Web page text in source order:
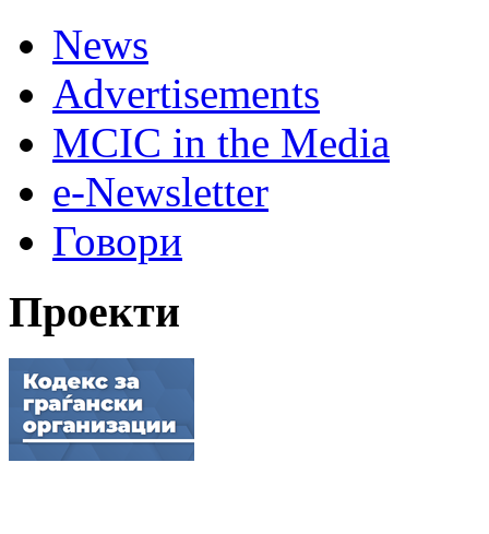
News
Advertisements
MCIC in the Media
e-Newsletter
Говори
Проекти